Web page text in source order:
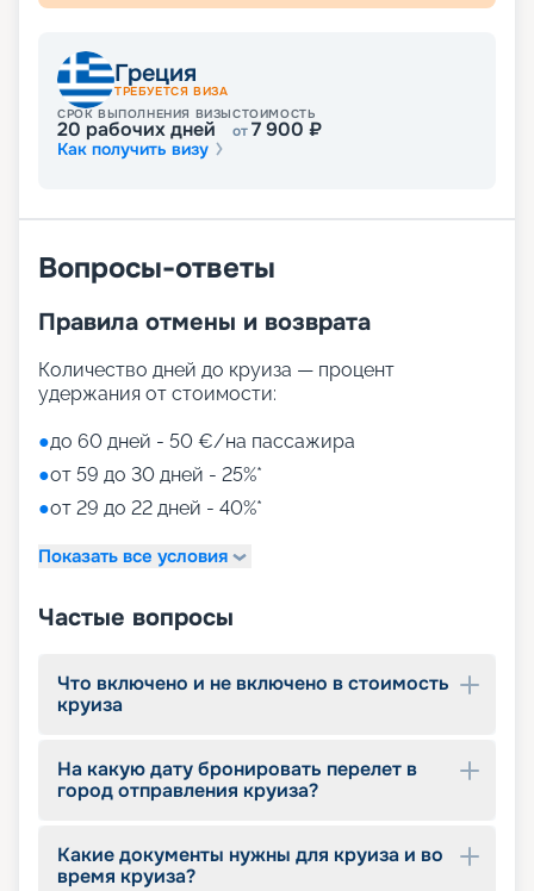
Греция
ТРЕБУЕТСЯ ВИЗА
СРОК ВЫПОЛНЕНИЯ ВИЗЫ
20 рабочих дней
СТОИМОСТЬ
от7 900 ₽
Как получить визу
Вопросы-ответы
Правила отмены и возврата
Количество дней до круиза — процент
удержания от стоимости:
●до 60 дней - 50 €/на пассажира
●от 59 до 30 дней - 25%*
●от 29 до 22 дней - 40%*
Показать все условия
Частые вопросы
Что включено и не включено в стоимость
круиза
На какую дату бронировать перелет в
город отправления круиза?
Какие документы нужны для круиза и во
время круиза?